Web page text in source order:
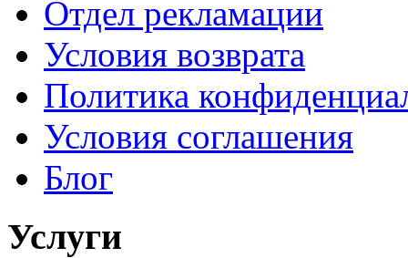
Отдел рекламации
Условия возврата
Политика
Условия соглашения
Блог
Услуги